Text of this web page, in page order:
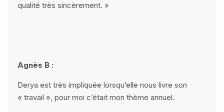
qualité très sincèrement. »
Agnès B :
Derya est très impliquée lorsqu’elle nous livre son
« travail », pour moi c’était mon thème annuel.